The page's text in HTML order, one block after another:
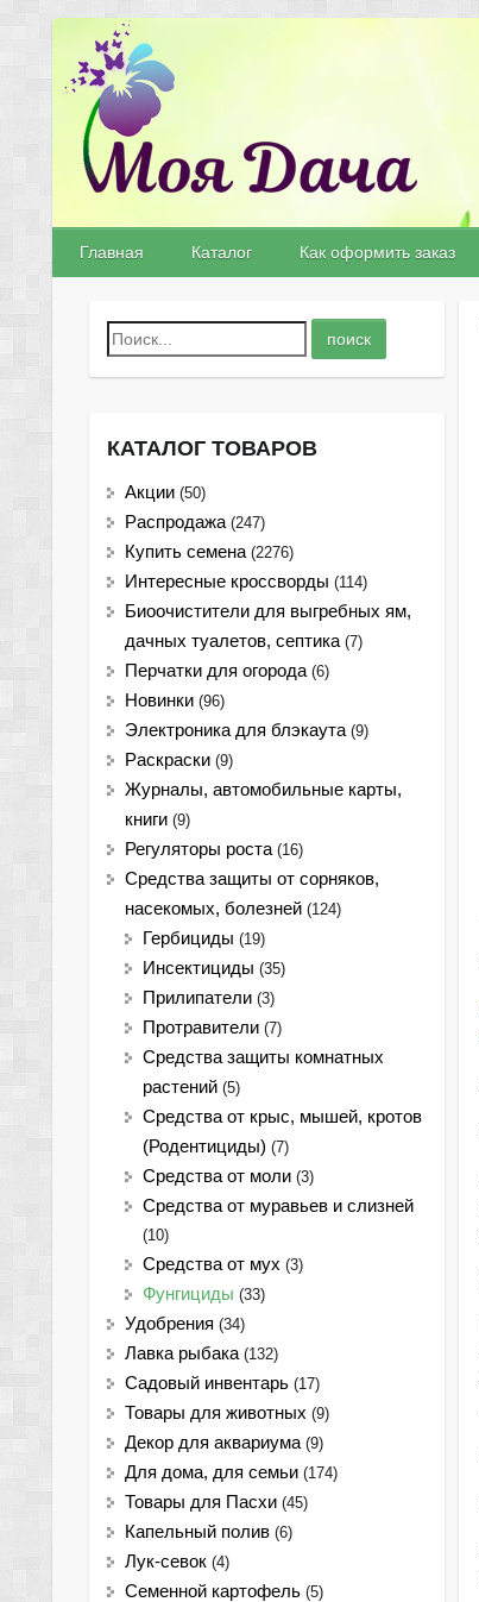
Главная Каталог Как оформить заказ
КАТАЛОГ ТОВАРОВ
Акции (50)
Распродажа (247)
Купить семена (2276)
Интересные кроссворды (114)
Биоочистители для выгребных ям,
дачных туалетов, септика (7)
Перчатки для огорода (6)
Новинки (96)
Электроника для блэкаута (9)
Раскраски (9)
Журналы, автомобильные карты,
книги (9)
Регуляторы роста (16)
Средства защиты от сорняков,
насекомых, болезней (124)
Гербициды (19)
Инсектициды (35)
Прилипатели (3)
Протравители (7)
Средства защиты комнатных
растений (5)
Средства от крыс, мышей, кротов
(Родентициды) (7)
Средства от моли (3)
Средства от муравьев и слизней
(10)
Средства от мух (3)
Фунгициды (33)
Удобрения (34)
Лавка рыбака (132)
Садовый инвентарь (17)
Товары для животных (9)
Декор для аквариума (9)
Для дома, для семьи (174)
Товары для Пасхи (45)
Капельный полив (6)
Лук-севок (4)
Семенной картофель (5)